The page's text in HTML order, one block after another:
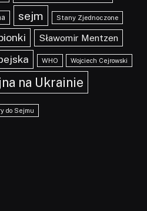
sejm Stany Zjednoczone
Sławomir Mentzen
WHO Wojciech Cejrowski
na Ukrainie
do Sejmu